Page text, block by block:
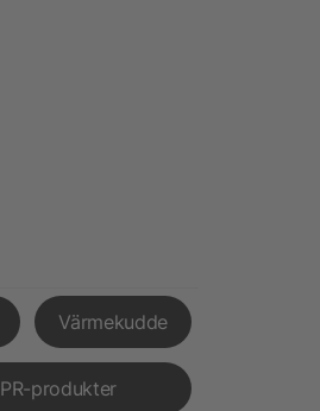
Värmekudde
PR-produkter